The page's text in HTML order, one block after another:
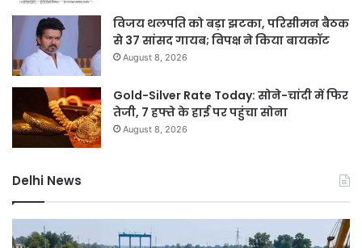
विजय थलपति को बड़ा झटका, परिसीमन बैठक
से 37 सांसद गायब; विपक्ष ने किया बायकॉट
August 8, 2026
Gold-Silver Rate Today: सोने-चांदी में फिर
तेजी, 7 हफ्ते के हाई पर पहुंचा सोना
August 8, 2026
Delhi News
नहर
में